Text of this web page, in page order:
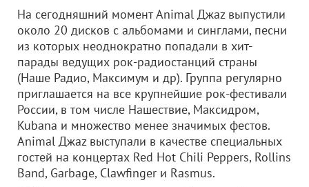
На сегодняшний момент Animal Джаz выпустили
около 20 дисков с альбомами и синглами, песни
из которых неоднократно попадали в хит-
парады ведущих рок-радиостанций страны
(Наше Радио, Максимум и др). Группа регулярно
приглашается на все крупнейшие рок-фестивали
России, в том числе Нашествие, Максидром,
Kubana и множество менее значимых фестов.
Animal Джаz выступали в качестве специальных
гостей на концертах Red Hot Chili Peppers, Rollins
Band, Garbage, Clawfinger и Rasmus.